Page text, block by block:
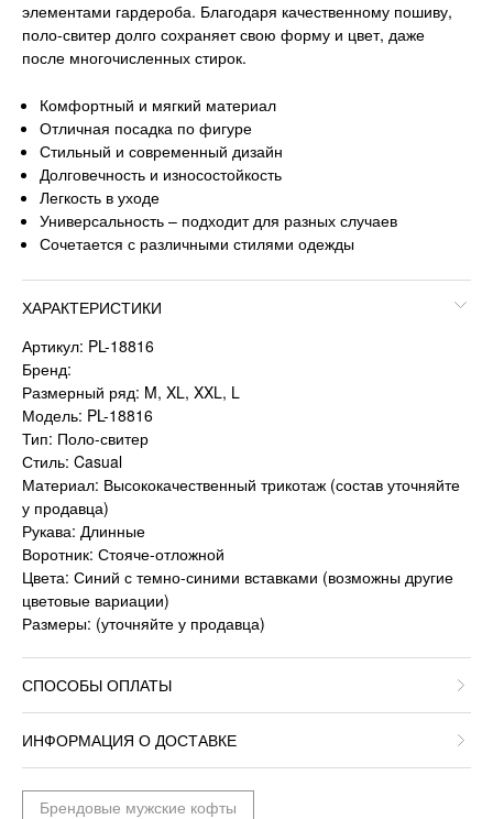
элементами гардероба. Благодаря качественному пошиву,
поло-свитер долго сохраняет свою форму и цвет, даже
после многочисленных стирок.
Комфортный и мягкий материал
Отличная посадка по фигуре
Стильный и современный дизайн
Долговечность и износостойкость
Легкость в уходе
Универсальность – подходит для разных случаев
Сочетается с различными стилями одежды
ХАРАКТЕРИСТИКИ
Артикул: PL-18816
Бренд:
Размерный ряд: M, XL, XXL, L
Модель: PL-18816
Тип: Поло-свитер
Стиль: Casual
Материал: Высококачественный трикотаж (состав уточняйте
у продавца)
Рукава: Длинные
Воротник: Стояче-отложной
Цвета: Синий с темно-синими вставками (возможны другие
цветовые вариации)
Размеры: (уточняйте у продавца)
СПОСОБЫ ОПЛАТЫ
ИНФОРМАЦИЯ О ДОСТАВКЕ
Брендовые мужские кофты